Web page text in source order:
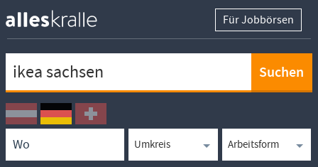
Für Jobbörsen
Ortssuche
Umkreissuche
Arbeitsform